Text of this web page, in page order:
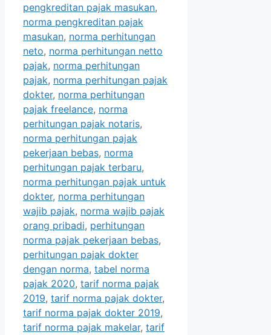
pengkreditan pajak masukan,
norma pengkreditan pajak
masukan, norma perhitungan
neto, norma perhitungan netto
pajak, norma perhitungan
pajak, norma perhitungan pajak
dokter, norma perhitungan
pajak freelance, norma
perhitungan pajak notaris,
norma perhitungan pajak
pekerjaan bebas, norma
perhitungan pajak terbaru,
norma perhitungan pajak untuk
dokter, norma perhitungan
wajib pajak, norma wajib pajak
orang pribadi, perhitungan
norma pajak pekerjaan bebas,
perhitungan pajak dokter
dengan norma, tabel norma
pajak 2020, tarif norma pajak
2019, tarif norma pajak dokter,
tarif norma pajak dokter 2019,
tarif norma pajak makelar, tarif